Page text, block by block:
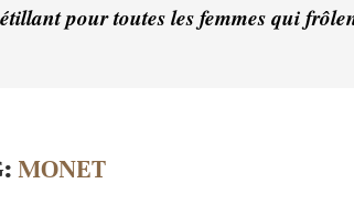
pour toutes les femmes qui
MONET